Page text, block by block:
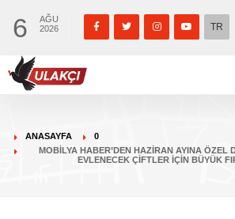
6
AĞU
2026
TR
ANASAYFA
0
MOBILYA HABER’DEN HAZIRAN AYINA ÖZEL
EVLENECEK ÇIFTLER İÇIN BÜYÜK